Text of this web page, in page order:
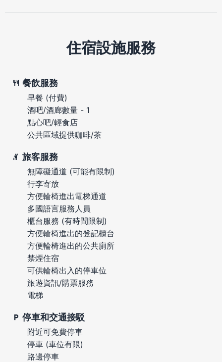
住宿設施服務
餐飲服務
早餐 (付費)
酒吧/酒廊數量 - 1
點心吧/輕食店
公共區域提供咖啡/茶
旅客服務
無障礙通道 (可能有限制)
行李寄放
方便輪椅進出電梯通道
多國語言服務人員
櫃台服務 (有時間限制)
方便輪椅進出的登記櫃台
方便輪椅進出的公共廁所
禁煙住宿
可供輪椅出入的停車位
旅遊資訊/購票服務
電梯
停車和交通接駁
附近可免費停車
停車 (車位有限)
路邊停車